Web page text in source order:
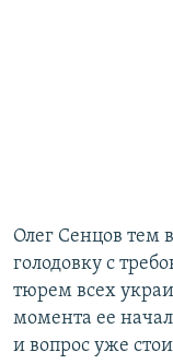
Олег Сенцов тем
голодовку с
тюрем всех
момента ее
и вопрос уже